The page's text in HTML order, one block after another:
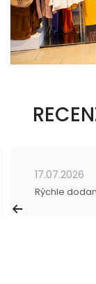
17.07.2026
Rýchle